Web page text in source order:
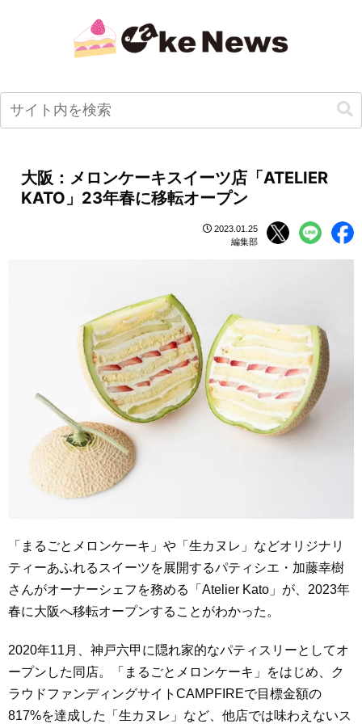
大阪：メロンケーキスイーツ店「ATELIER
KATO」23年春に移転オープン
2023.01.25
編集部
「まるごとメロンケーキ」や「生カヌレ」などオリジナリ
ティーあふれるスイーツを展開するパティシエ・加藤幸樹
さんがオーナーシェフを務める「Atelier Kato」が、2023年
春に大阪へ移転オープンすることがわかった。
2020年11月、神戸六甲に隠れ家的なパティスリーとしてオ
ープンした同店。「まるごとメロンケーキ」をはじめ、ク
ラウドファンディングサイトCAMPFIREで目標金額の
817%を達成した「生カヌレ」など、他店では味わえないス